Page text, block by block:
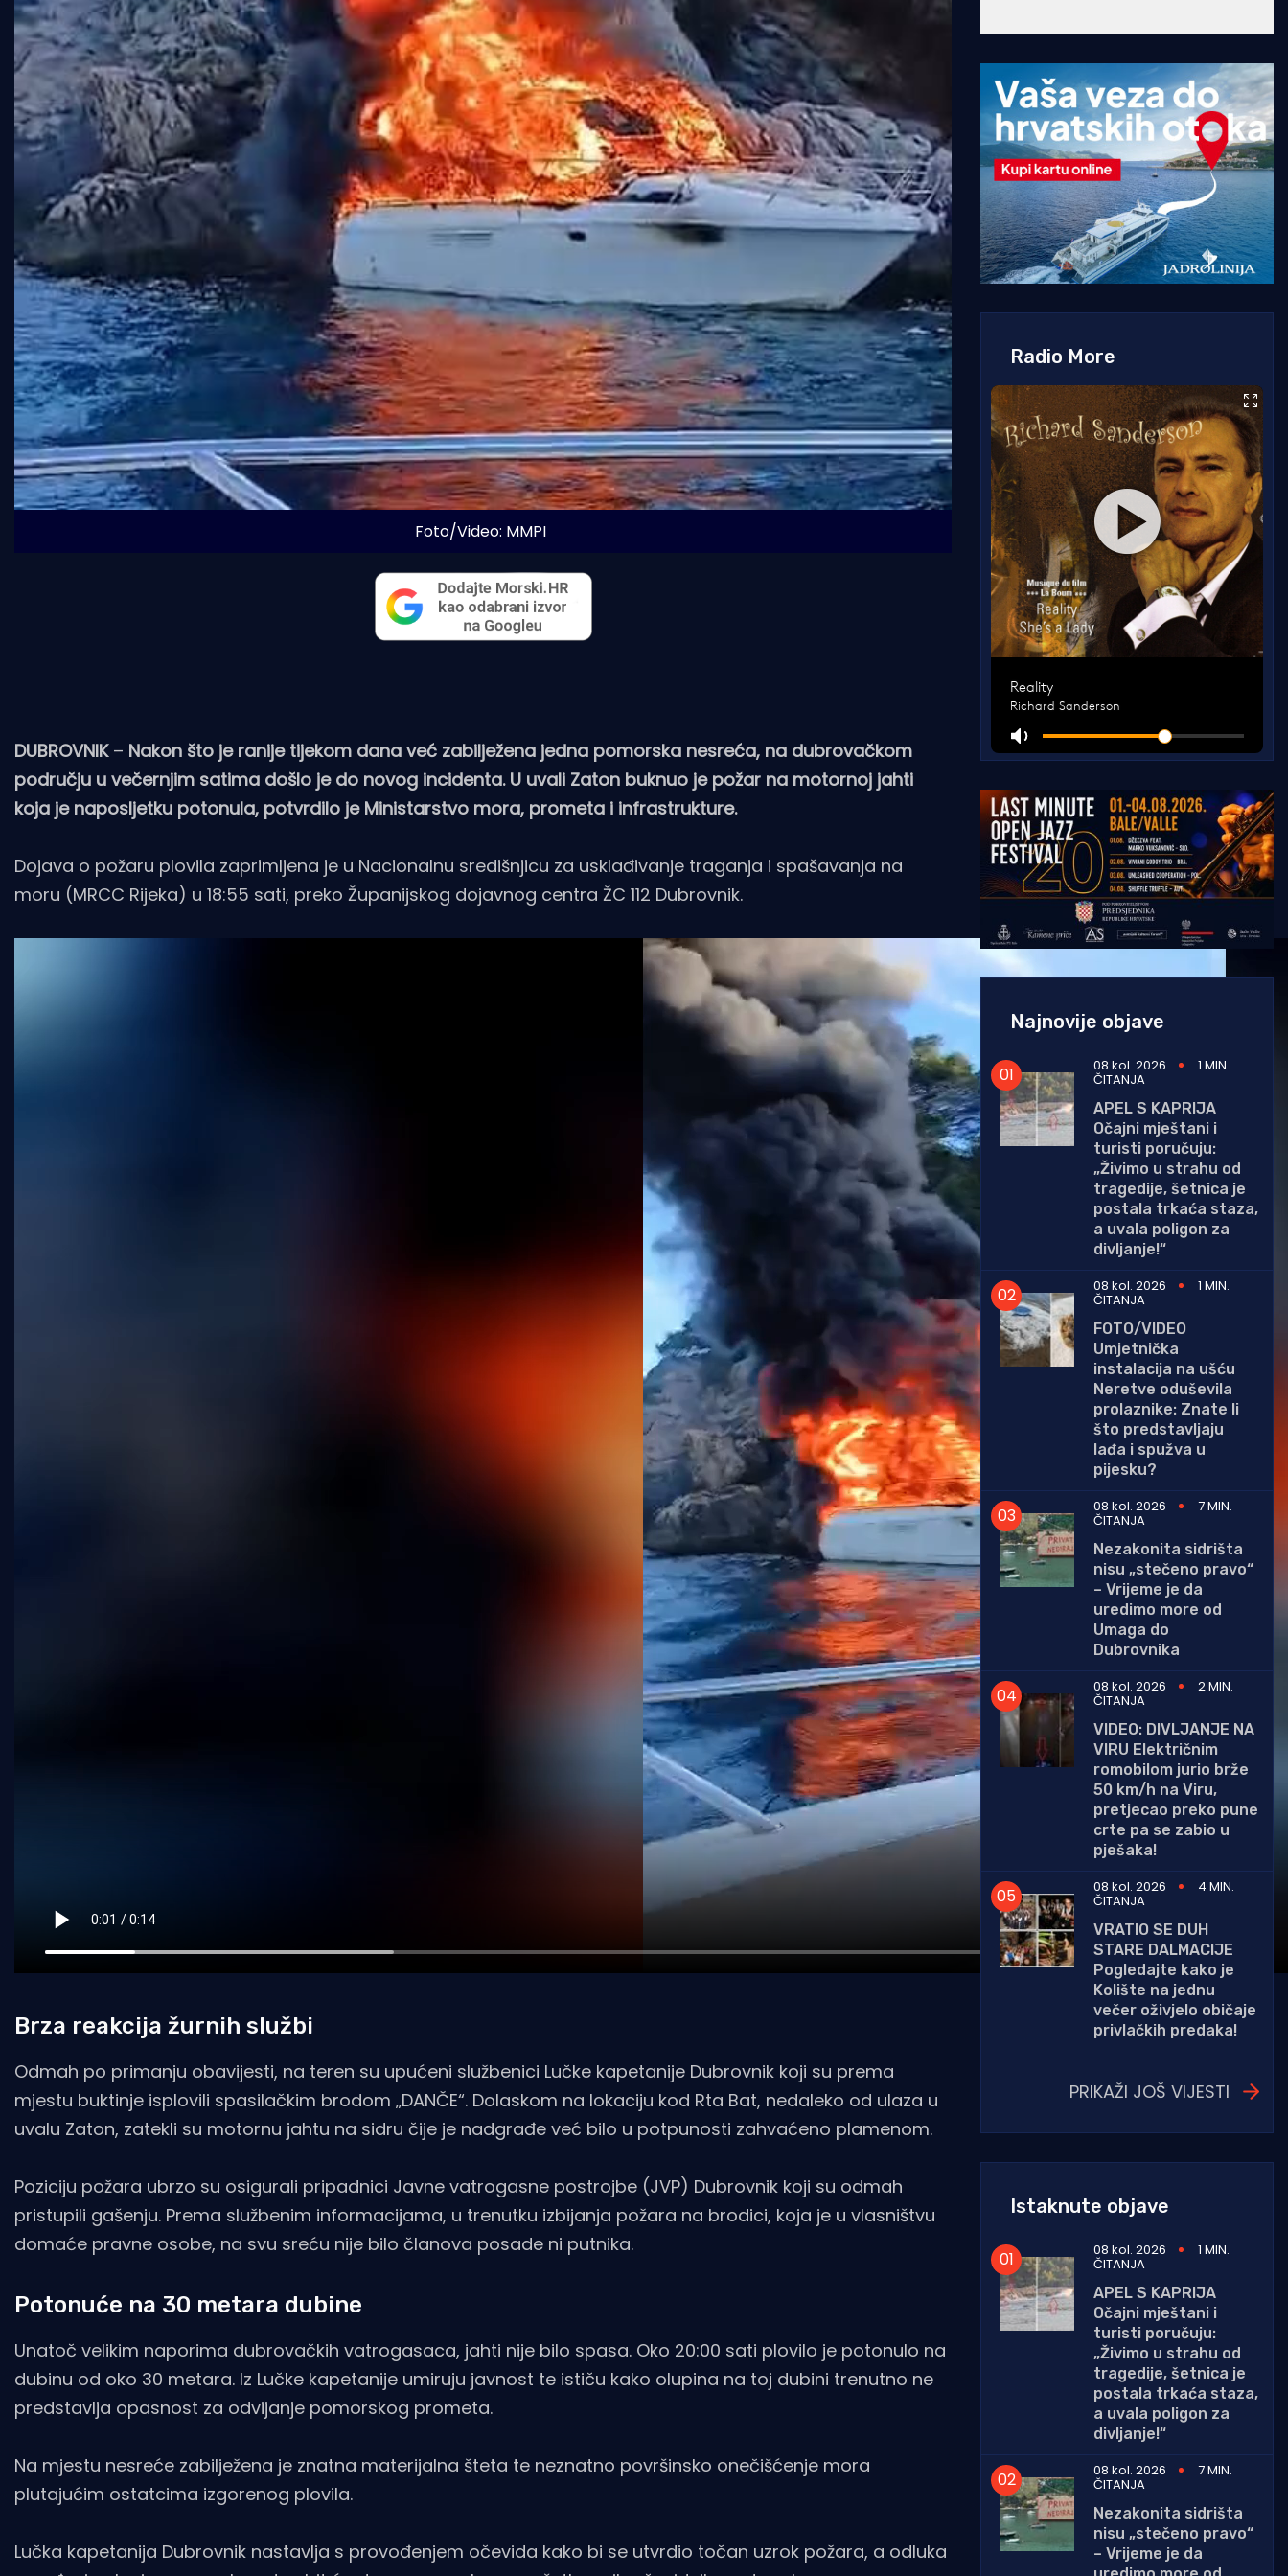
Foto/Video: MMPI
DUBROVNIK– Nakon što je ranije tijekom dana već zabilježena jedna pomorska nesreća, na dubrovačkom
području u večernjim satima došlo je do novog incidenta. U uvali Zaton buknuo je požar na motornoj jahti
koja je naposljetku potonula, potvrdilo je Ministarstvo mora, prometa i infrastrukture.
Dojava o požaru plovila zaprimljena je u Nacionalnu središnjicu za usklađivanje traganja i spašavanja na
moru (MRCC Rijeka) u 18:55 sati, preko Županijskog dojavnog centra ŽC 112 Dubrovnik.
Brza reakcija žurnih službi
Odmah po primanju obavijesti, na teren su upućeni službenici Lučke kapetanije Dubrovnik koji su prema
mjestu buktinje isplovili spasilačkim brodom „DANČE“. Dolaskom na lokaciju kod Rta Bat, nedaleko od ulaza u
uvalu Zaton, zatekli su motornu jahtu na sidru čije je nadgrađe već bilo u potpunosti zahvaćeno plamenom.
Poziciju požara ubrzo su osigurali pripadnici Javne vatrogasne postrojbe (JVP) Dubrovnik koji su odmah
pristupili gašenju. Prema službenim informacijama, u trenutku izbijanja požara na brodici, koja je u vlasništvu
domaće pravne osobe, na svu sreću nije bilo članova posade ni putnika.
Potonuće na 30 metara dubine
Unatoč velikim naporima dubrovačkih vatrogasaca, jahti nije bilo spasa. Oko 20:00 sati plovilo je potonulo na
dubinu od oko 30 metara. Iz Lučke kapetanije umiruju javnost te ističu kako olupina na toj dubini trenutno ne
predstavlja opasnost za odvijanje pomorskog prometa.
Na mjestu nesreće zabilježena je znatna materijalna šteta te neznatno površinsko onečišćenje mora
plutajućim ostatcima izgorenog plovila.
Lučka kapetanija Dubrovnik nastavlja s provođenjem očevida kako bi se utvrdio točan uzrok požara, a odluka
Radio More
Najnovije objave
08 kol. 2026 1 MIN.
ČITANJA
APEL S KAPRIJA
Očajni mještani i
turisti poručuju:
„Živimo u strahu od
tragedije, šetnica je
postala trkaća staza,
a uvala poligon za
divljanje!“
08 kol. 2026
1 MIN.
ČITANJA
FOTO/VIDEO
Umjetnička
instalacija na ušću
Neretve oduševila
prolaznike: Znate li
što predstavljaju
lađa i spužva u
pijesku?
08 kol. 2026
7 MIN.
ČITANJA
Nezakonita sidrišta
nisu „stečeno pravo“
– Vrijeme je da
uredimo more od
Umaga do
Dubrovnika
08 kol. 2026
2 MIN.
ČITANJA
VIDEO: DIVLJANJE NA
VIRU Električnim
romobilom jurio brže
50 km/h na Viru,
pretjecao preko pune
crte pa se zabio u
pješaka!
08 kol. 2026
4 MIN.
ČITANJA
VRATIO SE DUH
STARE DALMACIJE
Pogledajte kako je
Kolište na jednu
večer oživjelo običaje
privlačkih predaka!
PRIKAŽI JOŠ VIJESTI
Istaknute objave
08 kol. 2026 1 MIN.
ČITANJA
APEL S KAPRIJA
Očajni mještani i
turisti poručuju:
„Živimo u strahu od
tragedije, šetnica je
postala trkaća staza,
a uvala poligon za
divljanje!“
08 kol. 2026
7 MIN.
ČITANJA
Nezakonita sidrišta
nisu „stečeno pravo“
– Vrijeme je da